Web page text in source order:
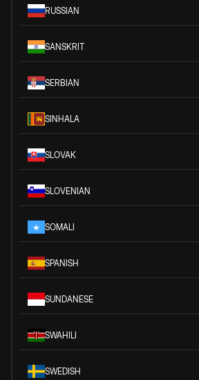
RUSSIAN
SANSKRIT
SERBIAN
SINHALA
SLOVAK
SLOVENIAN
SOMALI
SPANISH
SUNDANESE
SWAHILI
SWEDISH